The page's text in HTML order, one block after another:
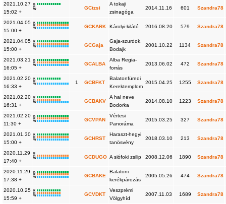
2021.10.27
15:02 +
K
R
W
GCtzsi
A tokaji
zsinagóga
2014.11.16 601 Szandra78
2021.04.05
15:00 +
K
R
W
GCKARK Károlyi-kilátó 2016.08.20 579 Szandra78
2021.04.05
15:00 +
K
R
W
GCGaja
Gaja-szurdok,
Bodajk
2001.10.22 1134 Szandra78
2021.03.21
16:05 +
K
R
W
GCALBA
Alba Regia-
forrás
2013.06.02 472 Szandra78
2021.02.20
16:33 +
K
R
W
1 GCBFKT
Balatonfüredi
Kerektemplom
2015.04.25 1255 Szandra78
2021.02.20
16:31 +
K
R
W
GCBAKV
A hal neve
Bodorka
2014.08.10 1223 Szandra78
2021.02.20
11:30 +
K
R
W
GCVPAN
Vértesi
Panoráma
2015.03.25 327 Szandra78
2021.01.30
15:00 +
K
R
W
GCHRST
Haraszt-hegyi
tanösvény
2018.03.10 213 Szandra78
2020.11.29
17:40 +
K
R
W
GCDUGO A siófoki zsilip 2008.12.06 1890 Szandra78
2020.11.29
17:38 +
K
R
W
GCBAKE
Balatoni
kerékpározás
2005.05.26 474 Szandra78
2020.10.25
15:59 +
K
R
W
GCVDKT
Veszprémi
Völgyhíd
2007.11.03 1689 Szandra78